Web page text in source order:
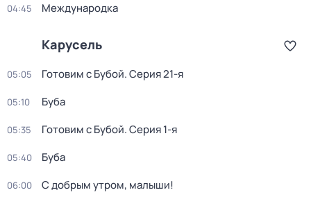
04:45 Международка
Карусель
05:05 Готовим с Бубой. Серия 21-я
05:10 Буба
05:35 Готовим с Бубой. Серия 1-я
05:40 Буба
06:00 С добрым утром, малыши!